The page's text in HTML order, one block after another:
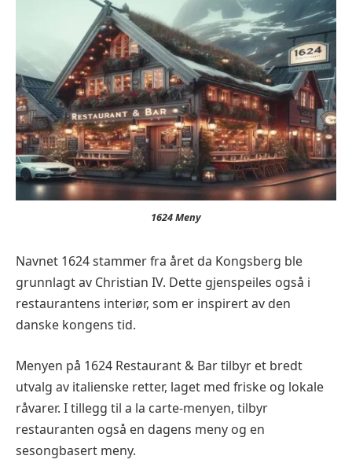
1624 Meny
Navnet 1624 stammer fra året da Kongsberg ble
grunnlagt av Christian IV. Dette gjenspeiles også i
restaurantens interiør, som er inspirert av den
danske kongens tid.
Menyen på 1624 Restaurant & Bar tilbyr et bredt
utvalg av italienske retter, laget med friske og lokale
råvarer. I tillegg til a la carte-menyen, tilbyr
restauranten også en dagens meny og en
sesongbasert meny.